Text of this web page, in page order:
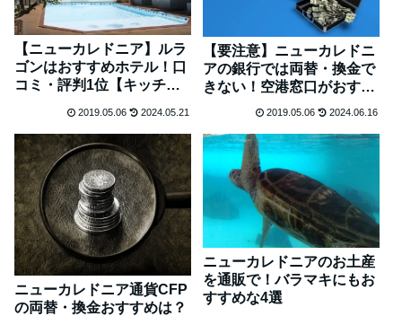
【ニューカレドニア】ルラ
ゴンはおすすめホテル！口
コミ・評判1位【キッチン
2019.05.06 2024.05.21
【要注意】ニューカレドニ
アの銀行では両替・換金で
きない！空港窓口がおすす
2019.05.06 2024.06.16
ニューカレドニア通貨CFP
の両替・換金おすすめは？
ニューカレドニアのお土産
を通販で！バラマキにもお
すすめな4選